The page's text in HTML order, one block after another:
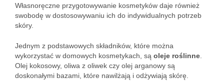
Własnoręczne przygotowywanie kosmetyków daje również
swobodę w dostosowywaniu ich do indywidualnych potrzeb
skóry.
Jednym z podstawowych składników, które można
wykorzystać w domowych kosmetykach, są oleje roślinne
Olej kokosowy, oliwa z oliwek czy olej arganowy są
doskonałymi bazami, które nawilżają i odżywiają skórę.